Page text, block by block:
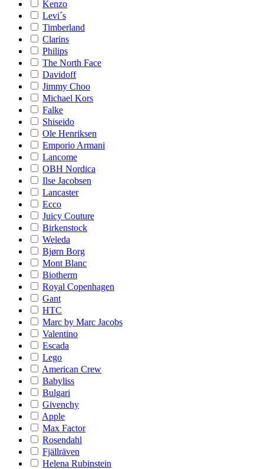
Kenzo
Levi´s
Timberland
Clarins
Philips
The North Face
Davidoff
Jimmy Choo
Michael Kors
Falke
Shiseido
Ole Henriksen
Emporio Armani
Lancome
OBH Nordica
Ilse Jacobsen
Lancaster
Ecco
Juicy Couture
Birkenstock
Weleda
Bjørn Borg
Mont Blanc
Biotherm
Royal Copenhagen
Gant
HTC
Marc by Marc Jacobs
Valentino
Escada
Lego
American Crew
Babyliss
Bulgari
Givenchy
Apple
Max Factor
Rosendahl
Fjällräven
Helena Rubinstein